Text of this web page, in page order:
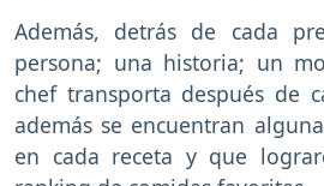
Además, detrás de cada
persona; una historia; un
chef transporta después de
además se encuentran
en cada receta y que